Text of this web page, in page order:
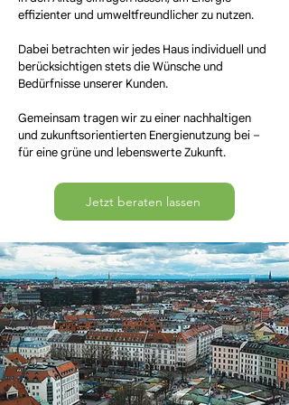
effizienter und umweltfreundlicher zu nutzen.
Dabei betrachten wir jedes Haus individuell und
berücksichtigen stets die Wünsche und
Bedürfnisse unserer Kunden.
Gemeinsam tragen wir zu einer nachhaltigen
und zukunftsorientierten Energienutzung bei –
für eine grüne und lebenswerte Zukunft.
Jetzt beraten lassen